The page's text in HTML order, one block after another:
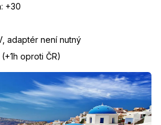
: +30
adaptér není nutný
oproti ČR)